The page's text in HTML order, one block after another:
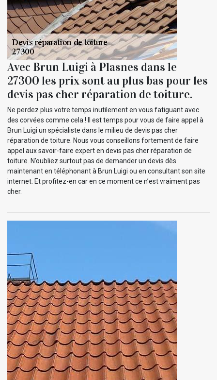
Avec Brun Luigi à Plasnes dans le
27300 les prix sont au plus bas pour les
devis pas cher réparation de toiture.
Ne perdez plus votre temps inutilement en vous fatiguant avec
des corvées comme cela ! Il est temps pour vous de faire appel à
Brun Luigi un spécialiste dans le milieu de devis pas cher
réparation de toiture. Nous vous conseillons fortement de faire
appel aux savoir-faire expert en devis pas cher réparation de
toiture. N’oubliez surtout pas de demander un devis dès
maintenant en téléphonant à Brun Luigi ou en consultant son site
internet. Et profitez-en car en ce moment ce n’est vraiment pas
cher.